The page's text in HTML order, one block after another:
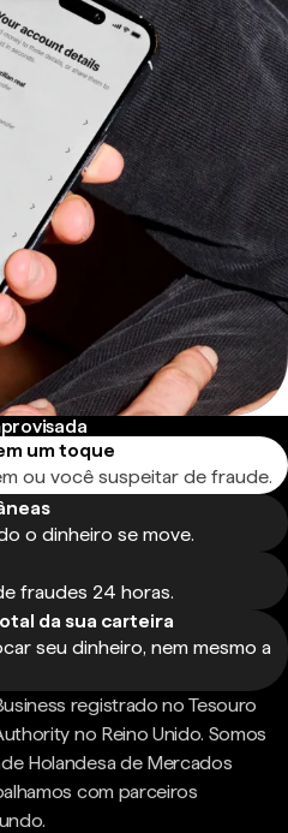
um toque
ou você suspeitar de fraude.
o dinheiro se move.
fraudes 24 horas.
da sua carteira
seu dinheiro, nem mesmo a
registrado no Tesouro
no Reino Unido. Somos
Holandesa de Mercados
com parceiros